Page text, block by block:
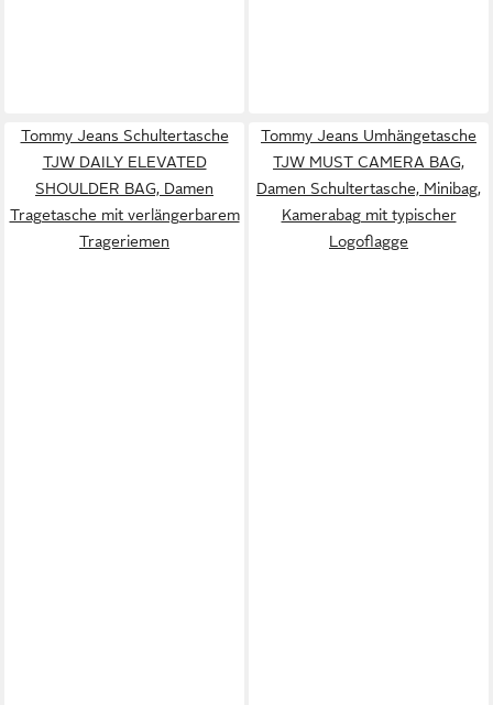
Tommy Jeans Schultertasche
TJW DAILY ELEVATED
SHOULDER BAG, Damen
Tragetasche mit verlängerbarem
Trageriemen
Tommy Jeans Umhängetasche
TJW MUST CAMERA BAG,
Damen Schultertasche, Minibag,
Kamerabag mit typischer
Logoflagge